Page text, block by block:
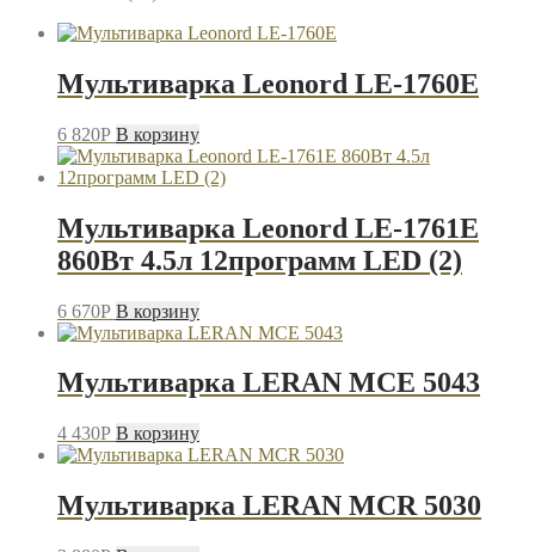
Мультиварка Leonord LE-1760E
6 820P В корзину
Мультиварка Leonord LE-1761E
860Вт 4.5л 12программ LED (2)
6 670P В корзину
Мультиварка LERAN MCE 5043
4 430P В корзину
Мультиварка LERAN MCR 5030